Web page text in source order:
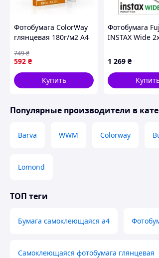
Фотобумага ColorWay
глянцевая 180г/м2 A4
Гарантия
592 ₴
749₴
Купить
Фотобумага
INSTAX Wide
1 269 ₴
Популярные производители в
Barva WWM Colorway
Lomond
ТОП теги
Бумага самоклеющаяся а4
Самоклеющаяся фотобумага глянцевая